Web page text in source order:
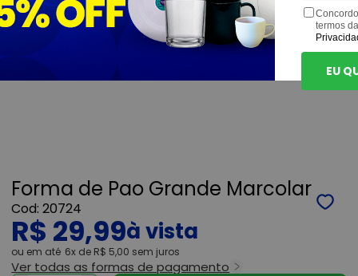
Forma de Pao Grande Marcolar
20724
R$ 29,99
ou 6x de R$ 5,00 sem juros
Ver todas as formas de pagamento
termos
EU